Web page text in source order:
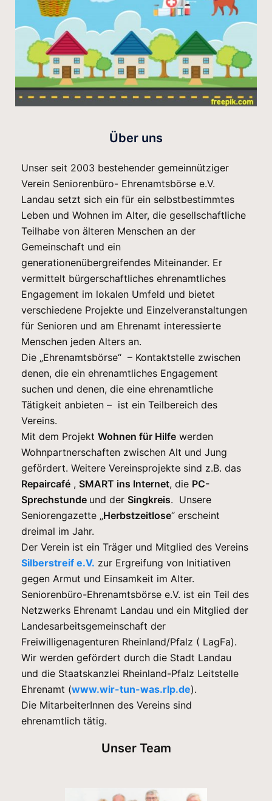
Über uns
Unser seit 2003 bestehender gemeinnütziger
Verein Seniorenbüro- Ehrenamtsbörse e.V.
Landau setzt sich ein für ein selbstbestimmtes
Leben und Wohnen im Alter, die gesellschaftliche
Teilhabe von älteren Menschen an der
Gemeinschaft und ein
generationenübergreifendes Miteinander. Er
vermittelt bürgerschaftliches ehrenamtliches
Engagement im lokalen Umfeld und bietet
verschiedene Projekte und Einzelveranstaltungen
für Senioren und am Ehrenamt interessierte
Menschen jeden Alters an.
Die „Ehrenamtsbörse“ – Kontaktstelle zwischen
denen, die ein ehrenamtliches Engagement
suchen und denen, die eine ehrenamtliche
Tätigkeit anbieten – ist ein Teilbereich des
Vereins.
Mit dem Projekt Wohnen für Hilfe werden
Wohnpartnerschaften zwischen Alt und Jung
gefördert. Weitere Vereinsprojekte sind z.B. das
Repaircafé , SMART ins Internet, die PC-
Sprechstunde und der Singkreis. Unsere
Seniorengazette „Herbstzeitlose“ erscheint
dreimal im Jahr.
Der Verein ist ein Träger und Mitglied des Vereins
Silberstreif e.V. zur Ergreifung von Initiativen
gegen Armut und Einsamkeit im Alter.
Seniorenbüro-Ehrenamtsbörse e.V. ist ein Teil des
Netzwerks Ehrenamt Landau und ein Mitglied der
Landesarbeitsgemeinschaft der
Freiwilligenagenturen Rheinland/Pfalz ( LagFa).
Wir werden gefördert durch die Stadt Landau
und die Staatskanzlei Rheinland-Pfalz Leitstelle
Ehrenamt (www.wir-tun-was.rlp.de).
Die MitarbeiterInnen des Vereins sind
ehrenamtlich tätig.
Unser Team